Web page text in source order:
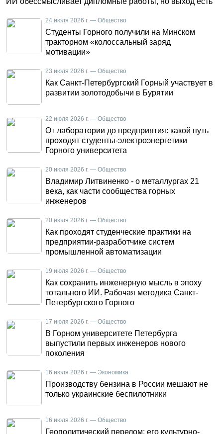
24 июля 2026 г. — Общество
Студенты Горного получили на Минском
тракторном «колоссальный заряд
мотивации»
23 июля 2026 г. — Общество
Как Санкт-Петербургский Горный участвует в
развитии золотодобычи в Бурятии
22 июля 2026 г. — Общество
От лаборатории до предприятия: какой путь
проходят студенты-электроэнергетики
Горного университета
20 июля 2026 г. — Общество
Владимир Литвиненко - о металлургах 21
века, как части сообщества горных
инженеров
20 июля 2026 г. — Общество
Как проходят студенческие практики на
предприятии-разработчике систем
промышленной автоматизации
19 июля 2026 г. — Общество
Как сохранить инженерную мысль в эпоху
тотального ИИ. Рабочая методика Санкт-
Петербургского Горного
17 июля 2026 г. — Общество
В Горном университете Петербурга
выпустили первых инженеров нового
поколения
16 июля 2026 г. — Экономика
Производству бензина в России мешают не
только украинские беспилотники
16 июля 2026 г. — Общество
Геополитический перелом: его культурно-